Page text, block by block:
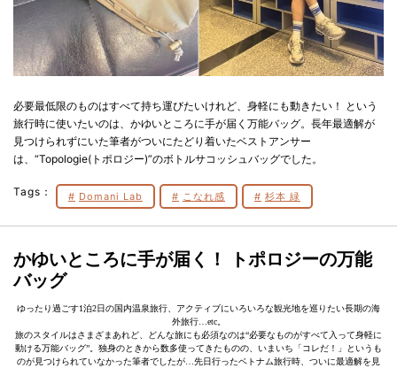
必要最低限のものはすべて持ち運びたいけれど、身軽にも動きたい！ という
旅行時に使いたいのは、かゆいところに手が届く万能バッグ。長年最適解が
見つけられずにいた筆者がついにたどり着いたベストアンサー
は、“Topologie(トポロジー)”のボトルサコッシュバッグでした。
Tags： Domani Lab こなれ感 杉本 緑
かゆいところに手が届く！ トポロジーの万能
バッグ
ゆったり過ごす1泊2日の国内温泉旅行、アクティブにいろいろな観光地を巡りたい長期の海
外旅行…etc。
旅のスタイルはさまざまあれど、どんな旅にも必須なのは“必要なものがすべて入って身軽に
動ける万能バッグ”。独身のときから数多使ってきたものの、いまいち「コレだ！」というも
のが見つけられていなかった筆者でしたが…先日行ったベトナム旅行時、ついに最適解を見